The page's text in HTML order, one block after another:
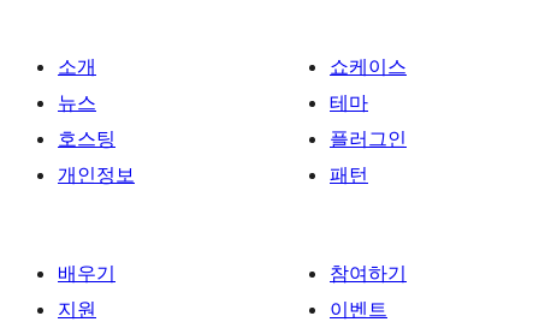
소개
뉴스
호스팅
개인정보
쇼케이스
테마
플러그인
패턴
배우기
지원
참여하기
이벤트